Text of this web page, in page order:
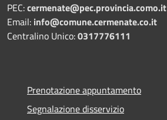
PEC:cermenate@pec.provincia.como.it
Email: info@comune.cermenate.co.it
Centralino Unico:0317776111
Prenotazione appuntamento
Segnalazione disservizio